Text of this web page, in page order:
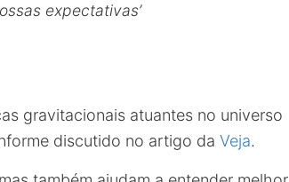
expectativas’
gravitacionais atuantes no universo
discutido no artigo da Veja.